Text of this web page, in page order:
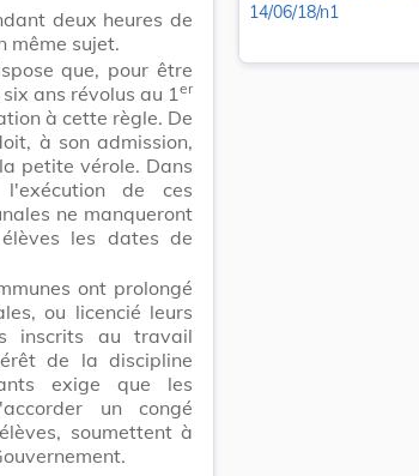
deux heures de
même sujet.
que, pour être
ans révolus au 1 er
à cette règle. De
à son admission,
petite vérole. Dans
de ces
ne manqueront
les dates de
ont prolongé
ou licencié leurs
inscrits au travail
de la discipline
exige que les
un congé
soumettent à
14/06/18/n1